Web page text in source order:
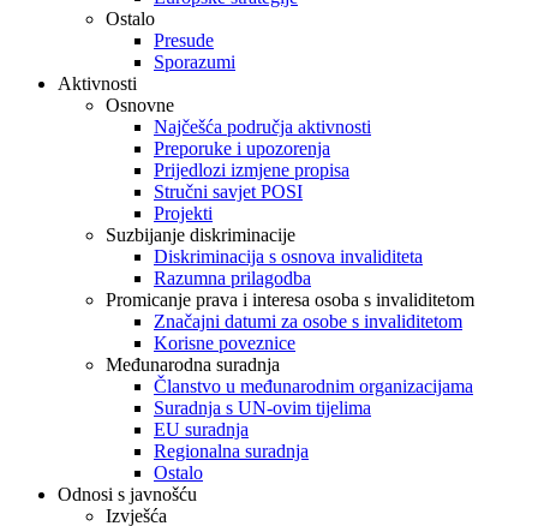
Ostalo
Presude
Sporazumi
Aktivnosti
Osnovne
Najčešća područja aktivnosti
Preporuke i upozorenja
Prijedlozi izmjene propisa
Stručni savjet POSI
Projekti
Suzbijanje diskriminacije
Diskriminacija s osnova invaliditeta
Razumna prilagodba
Promicanje prava i interesa osoba s invaliditetom
Značajni datumi za osobe s invaliditetom
Korisne poveznice
Međunarodna suradnja
Članstvo u međunarodnim organizacijama
Suradnja s UN-ovim tijelima
EU suradnja
Regionalna suradnja
Ostalo
Odnosi s javnošću
Izvješća